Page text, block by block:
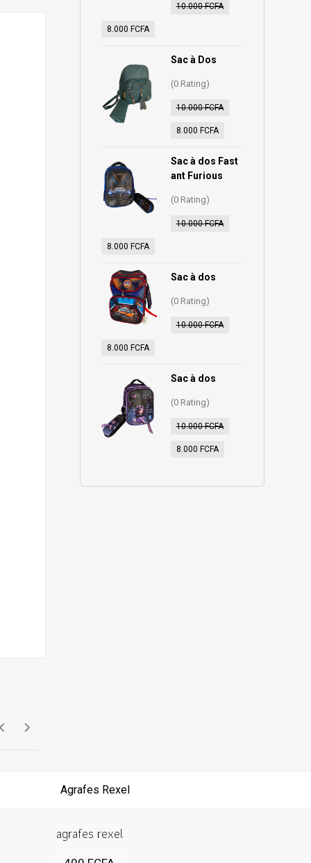
agrafes rexel
10.000FCFA
8.000 FCFA
Sac à Dos
(0 Rating)
10.000FCFA
8.000 FCFA
Sac à dos Fast
ant Furious
(0 Rating)
10.000FCFA
8.000 FCFA
Sac à dos
(0 Rating)
10.000FCFA
8.000 FCFA
Sac à dos
(0 Rating)
10.000FCFA
8.000 FCFA